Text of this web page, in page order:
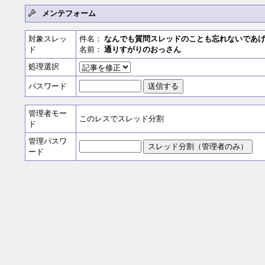
メンテフォーム
対象スレッ
ド
件名： なんでも質問スレッドのことも忘れないであ
名前： 通りすがりのおっさん
処理選択
パスワード
管理者モー
ド
このレスでスレッド分割
管理パスワ
ード